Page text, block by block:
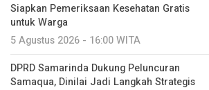
Siapkan Pemeriksaan Kesehatan Gratis
untuk Warga
5 Agustus 2026 - 16:00 WITA
DPRD Samarinda Dukung Peluncuran
Samaqua, Dinilai Jadi Langkah Strategis